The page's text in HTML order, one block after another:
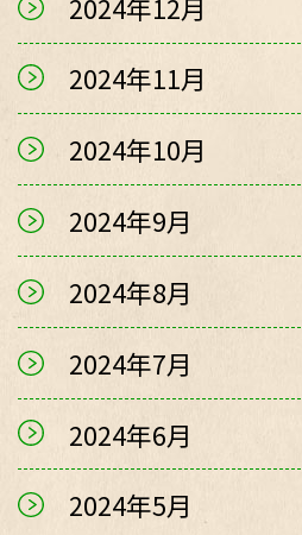
2024年11月
2024年10月
2024年9月
2024年8月
2024年7月
2024年6月
2024年5月